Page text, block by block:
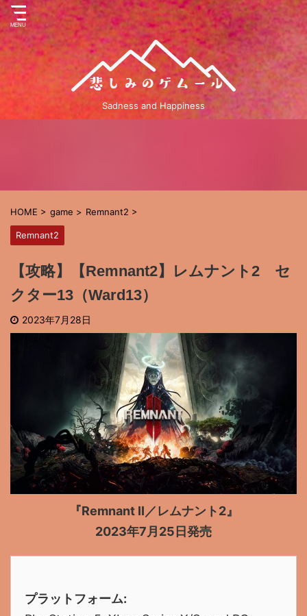
Sadness and Happiness
HOME > game > Remnant2 >
Remnant2
【攻略】【Remnant2】レムナント2 セ
クター13（Ward13）
2023年7月28日
『Remnant II／レムナント2』
2023年7月25日発売
プラットフォーム: